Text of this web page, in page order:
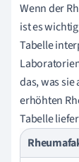
Wenn der
ist es
Tabelle
das, was
erhöhten
Tabelle